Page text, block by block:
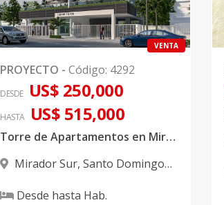
VENTA
PROYECTO - Código: 4292
DESDE US$ 250,000
HASTA US$ 515,000
Torre de Apartamentos en Mirador Sur
Mirador Sur, Santo Domingo
Desde hasta Hab.